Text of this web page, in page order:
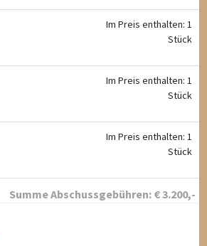
Im Preis enthalten: 1
Stück
Im Preis enthalten: 1
Stück
Im Preis enthalten: 1
Stück
Summe Abschussgebühren: €3.200,-